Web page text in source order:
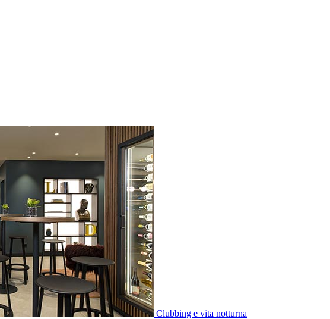
Clubbing e vita notturna